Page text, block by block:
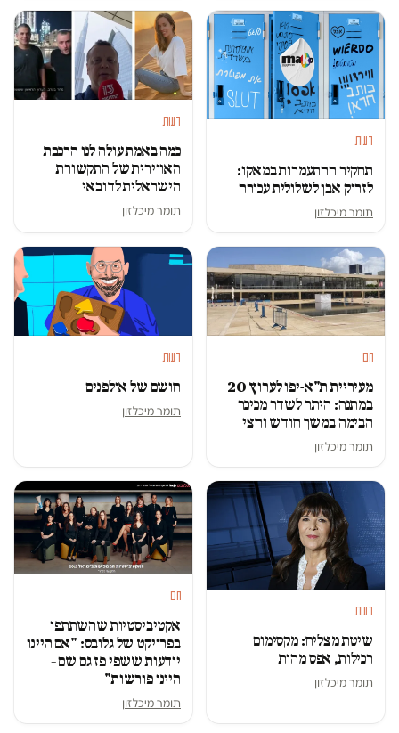
דעות
תחקיר ההתעמרות במאקו:
לזרוק אבן לשלולית עכורה
תומר מיכלזון
דעות
כמה באמת עולה לנו הרכבת
האווירית של התקשורת
הישראלית לדובאי
תומר מיכלזון
חם
מעיריית ת"א-יפו לערוץ 20
במתנה: היתר לשדר מכיכר
הבימה במשך חודש וחצי
תומר מיכלזון
דעות
חושם של אולפנים
תומר מיכלזון
דעות
שיטת מצליח: מקסימום
רכילות, אפס מהות
תומר מיכלזון
חם
אקטיביסטיות שהשתתפו
בפרויקט של גלובס: "אם היינו
יודעות ששפי פז גם שם –
היינו פורשות"
תומר מיכלזון